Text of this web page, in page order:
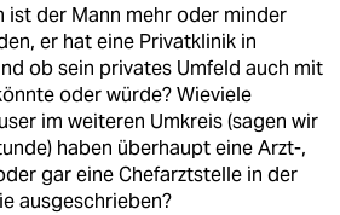
ist der Mann mehr oder minder
er hat eine Privatklinik in
ob sein privates Umfeld auch mit
oder würde? Wieviele
im weiteren Umkreis (sagen wir
haben überhaupt eine Arzt-,
gar eine Chefarztstelle in der
ausgeschrieben?